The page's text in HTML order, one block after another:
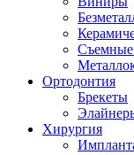
Съемные
Ортодонтия
Брекеты
Хирургия